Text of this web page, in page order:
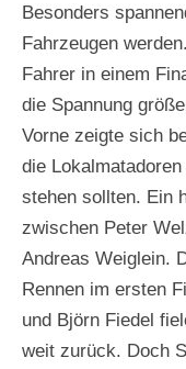
Besonders
Fahrzeugen
Fahrer in einem
die Spannung
Vorne zeigte sich
die
stehen sollten. Ein
zwischen Peter
Andreas Weiglein.
Rennen im ersten
und Björn Fiedel
weit zurück. Doch